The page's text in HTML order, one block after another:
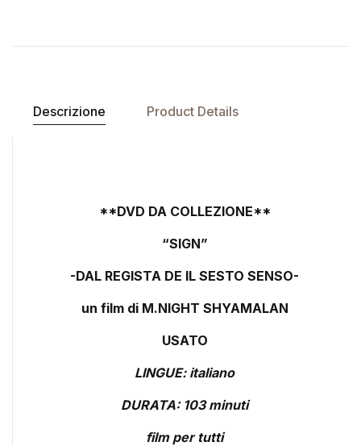
Descrizione Product Details
**DVD DA COLLEZIONE**
“SIGN”
-DAL REGISTA DE IL SESTO SENSO-
un film di M.NIGHT SHYAMALAN
USATO
LINGUE: italiano
DURATA: 103 minuti
film per tutti